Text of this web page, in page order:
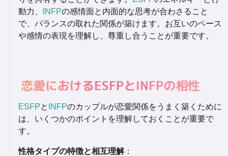
動力、
INFPの感情面と内面的な思考が合わさること
で、バランスの取れた関係が築けます。お互いのペース
や感情の表現を理解し、尊重し合うことが重要です。
恋愛におけるESFPとINFPの相性
ESFPと INFPのカップルが恋愛関係をうまく築くために
は、いくつかのポイントを理解しておくことが重要で
す。
性格タイプの特徴と相互理解：